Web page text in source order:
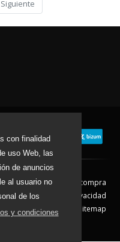
con finalidad
uso Web, las
de anuncios
al usuario no
de los
y condiciones
Siguiente
Condiciones de compra
Política de Privacidad
Política de Cookies
Sitemap